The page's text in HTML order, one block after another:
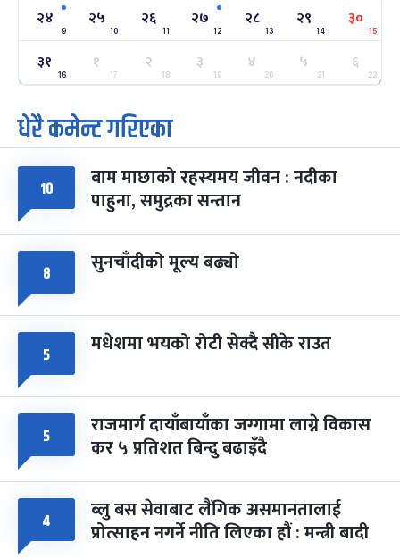
सोम फाल्गुन २४, २०८३- Mar 8, 2027
२५
मंगल
ग्याल्पो ल्होसार
फाल्गुन २५, २०८३ Mar 9, 2027
७ महिना बाँकी
७
आइत
पूर्णिमा व्रत
चैत्र ७, २०८३-Mar 21, 2027
८ फागुपूर्णिमा
चैत्र ८, २०८३-Mar 22, 2027
७ महिना बाँकी
२४
9
२५
10
२६
11
२७
12
२८
13
२९
14
३०
15
३१
16
१
17
२
18
३
19
४
20
५
21
६
22
धेरै कमेन्ट गरिएका
१० बाम माछाको रहस्यमय जीवन : नदीका
पाहुना, समुद्रका सन्तान
८ सुनचाँदीको मूल्य बढ्यो
५ मधेशमा भयको रोटी सेक्दै सीके राउत
५ राजमार्ग दायाँबायाँका जग्गामा लाग्ने विकास
कर ५ प्रतिशत बिन्दु बढाइँदै
४ ब्लु बस सेवाबाट लैंगिक असमानतालाई
प्रोत्साहन नगर्ने नीति लिएका हौं : मन्त्री बादी